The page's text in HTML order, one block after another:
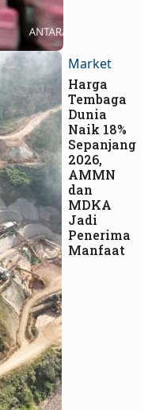
Market
Harga
Tembaga
Dunia
Naik 18%
Sepanjang
2026,
AMMN
dan
MDKA
Jadi
Penerima
Manfaat